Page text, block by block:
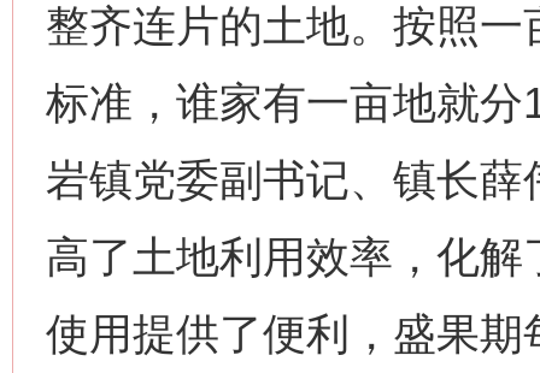
整齐连片的土地。按照
标准，谁家有一亩地就分
岩镇党委副书记、镇长薛
高了土地利用效率，化
使用提供了便利，盛果